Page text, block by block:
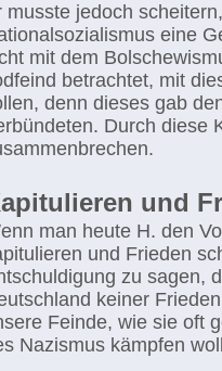
musste jedoch
eine
mit dem
betrachtet, mit
denn dieses gab
Durch diese
und
man heute H. den
und Frieden
zu sagen,
keiner
Feinde, wie sie oft
Nazismus kämpfen